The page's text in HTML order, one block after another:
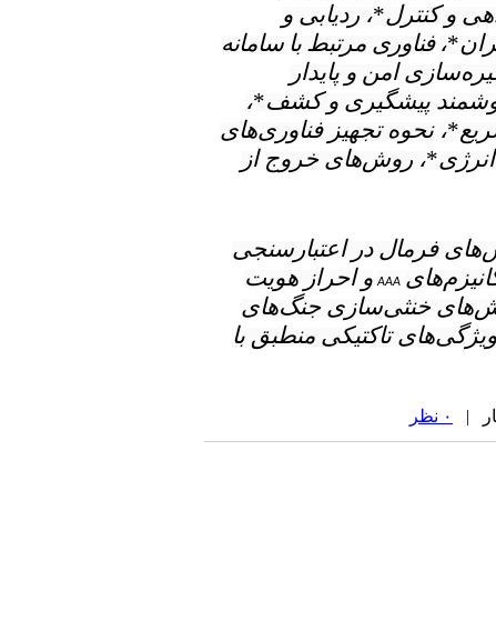
و کنترل*، ردیابی و
*، فناوری مرتبط با سامانه
امن و پایدار
پیشگیری و کشف*،
*، نحوه تجهیز فناوری‌های
*، روش‌های خروج از
فرمال در اعتبارسنجی
AAA و احراز هویت
خنثی‌سازی جنگ‌های
ویژگی‌های تاکتیکی منطبق با
۰ نظر